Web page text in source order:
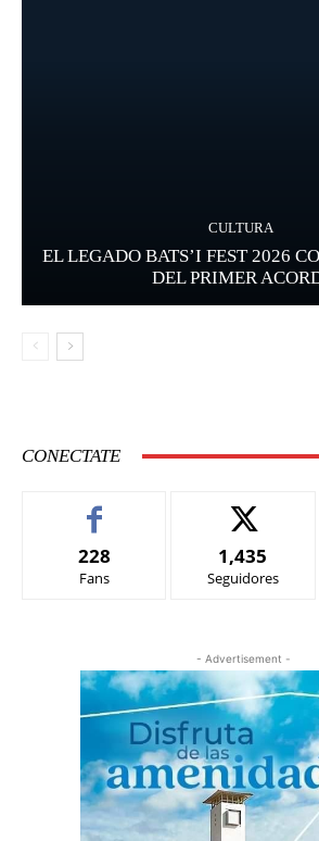
CULTURA
EL LEGADO BATS’I FEST 2026
DEL PRIMER
CONECTATE
228
Fans
1,435
Seguidores
- Advertisement -